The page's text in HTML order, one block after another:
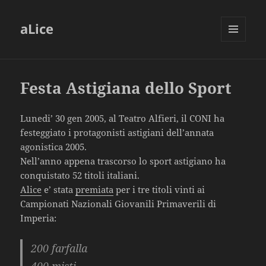
aLice
Festa Astigiana dello Sport
Lunedi’ 30 gen 2005, al Teatro Alfieri, il CONI ha
festeggiato i protagonisti astigiani dell’annata
agonistica 2005.
Nell’anno appena trascorso lo sport astigiano ha
conquistato 52 titoli italiani.
Alice e’ statapremiata per i tre titoli vinti ai
Campionati Nazionali Giovanili Primaverili di
Imperia:
200 farfalla